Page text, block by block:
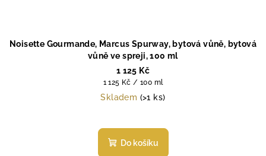
Noisette Gourmande, Marcus Spurway, bytová vůně, bytová
vůně ve spreji, 100 ml
1 125 Kč
Měrná
cena:
1 125 Kč / 100 ml
Skladem (>1 ks)
Do košíku